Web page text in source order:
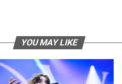
YOU MAY LIKE